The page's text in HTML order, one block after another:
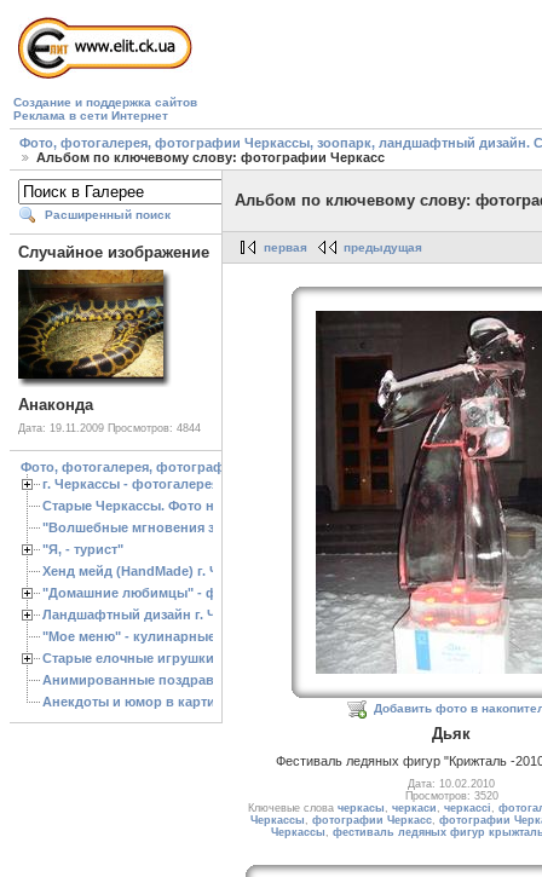
Создание и поддержка сайтов
Реклама в сети Интернет
Фото, фотогалерея, фотографии Черкассы, зоопарк, ландшафтный дизайн.
Альбом по ключевому слову: фотографии Черкасс
Расширенный поиск
Случайное изображение
Анаконда
Дата: 19.11.2009 Просмотров: 4844
Фото, фотогалерея, фотографии Черкассы, зоопарк, ландшафтный дизайн.
г. Черкассы - фотогалерея
Старые Черкассы. Фото начало ХХ ст.
"Волшебные мгновения зимы"
"Я, - турист"
Хенд мейд (HandMade) г. Черкассы, - изделия ручной работы
"Домашние любимцы" - фото
Ландшафтный дизайн г. Черкассы
"Мое меню" - кулинарные рецепты
Старые елочные игрушки
Анимированные поздравления с Новым 2013 годом
Анекдоты и юмор в картинках
Альбом по ключевому слову:
первая предыдущая
Добавить фото в
Дьяк
Фестиваль ледяных фигур "Крижталь -
Дата: 10.02.2010
Просмотров: 3520
Ключевые слова черкасы , черкаси , черкассі ,
Черкассы , фотографии Черкасс, фотографии
Черкассы , фестиваль ледяных фигур